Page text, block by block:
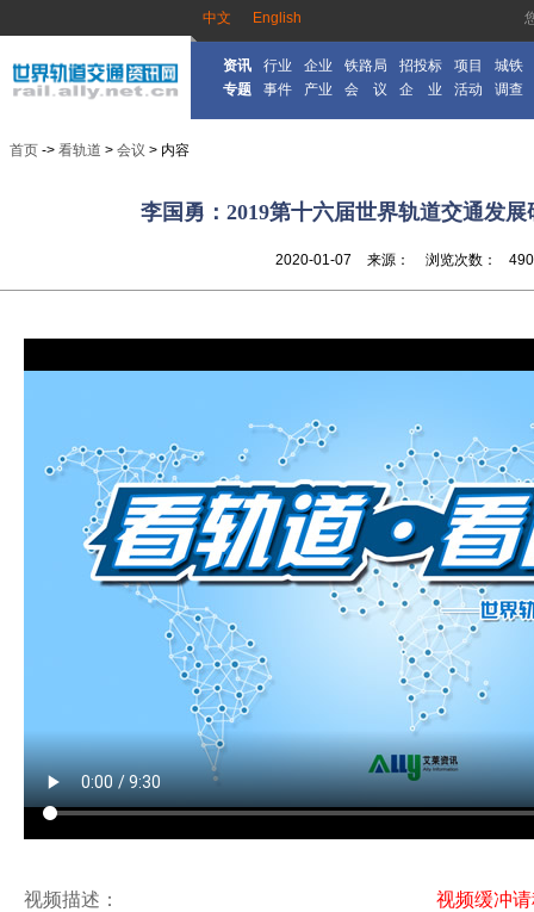
中文 English
资讯 行业 企业 铁路局 招投标 项目
城铁
专题
事件 产业 会 议 企 业 活动 调查
首页 -> 看轨道 > 会议 > 内容
李国勇：2019第十六届世界轨道交通发
2020-01-07 来源： 浏览次数：
视频描述： 视频缓冲